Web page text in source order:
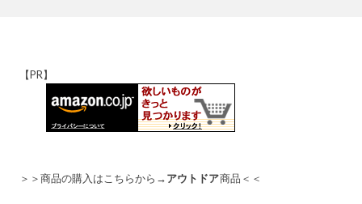
【PR】
＞＞商品の購入はこちらから→アウトドア商品＜＜